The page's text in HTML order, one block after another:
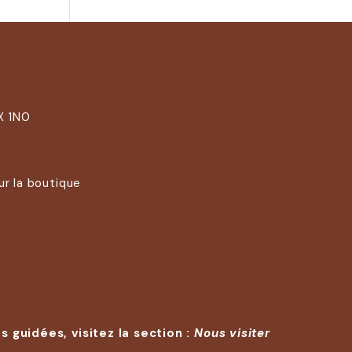
1N0
la boutique
guidées, visitez la section :Nous visiter